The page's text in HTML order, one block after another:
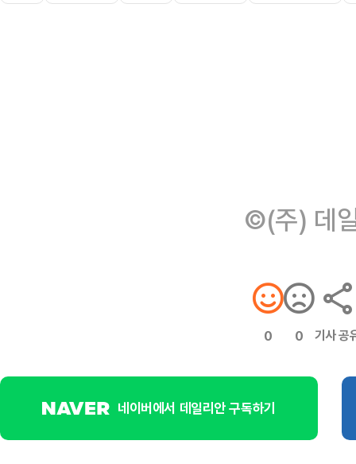
©(주) 데
0 0 기사 공
네이버에서 데일리안 구독하기